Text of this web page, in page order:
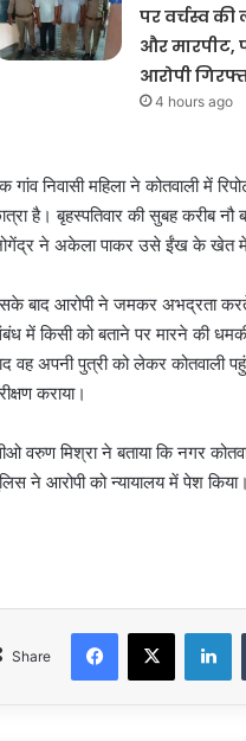
पर वर्चस्व
और मारपीट,
आरोपी
4 hours ago
गांव निवासी महिला ने कोतवाली में
है। बृहस्पतिवार की सुबह करीब
ने अकेला पाकर उसे ईंख के खेत में
बाद आरोपी ने जमकर अभद्रता
में किसी को बताने पर मारने की
वह अपनी पुत्री को लेकर कोतवाली
कराया।
वरुण मिश्रा ने बताया कि नगर
ने आरोपी को न्यायालय में पेश
Share
Facebook
X